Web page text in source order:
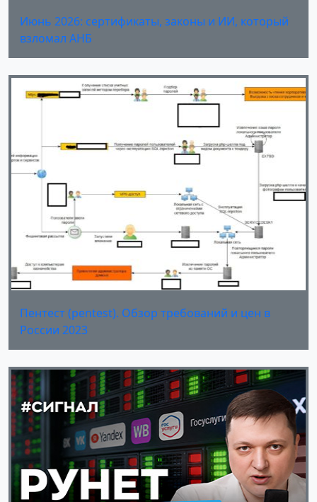
Июнь 2026: сертификаты, законы и ИИ, который
взломал АНБ
Пентест (pentest). Обзор требований и цен в
России 2023